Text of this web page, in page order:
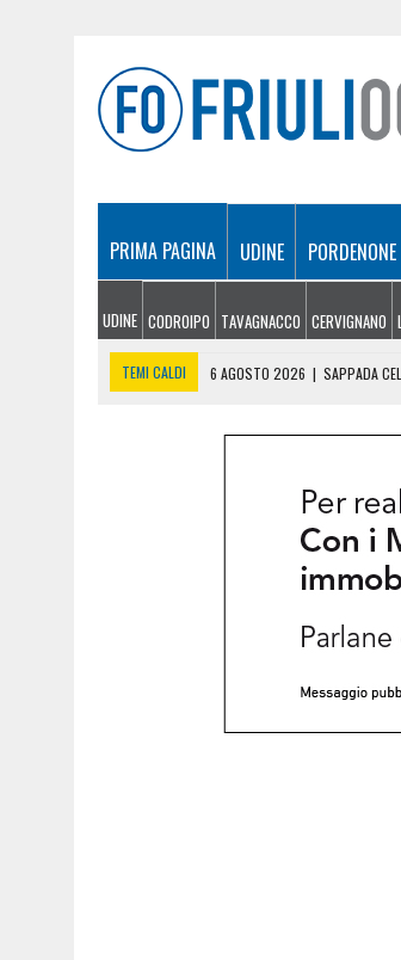
PRIMA PAGINA UDINE PORDENONE
UDINE CODROIPO TAVAGNACCO CERVIGNANO
TEMI CALDI 6 AGOSTO 2026 | SAPPADA
PRECIPITA COL
SALONE DEL LIBRO DI